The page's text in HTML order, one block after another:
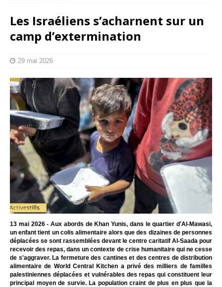
Les Israéliens s’acharnent sur un
camp d’extermination
29 mai 2026
13 mai 2026 - Aux abords de Khan Yunis, dans le quartier d'Al-Mawasi,
un enfant tient un colis alimentaire alors que des dizaines de personnes
déplacées se sont rassemblées devant le centre caritatif Al-Saada pour
recevoir des repas, dans un contexte de crise humanitaire qui ne cesse
de s'aggraver. La fermeture des cantines et des centres de distribution
alimentaire de World Central Kitchen a privé des milliers de familles
palestiniennes déplacées et vulnérables des repas qui constituent leur
principal moyen de survie. La population craint de plus en plus que la